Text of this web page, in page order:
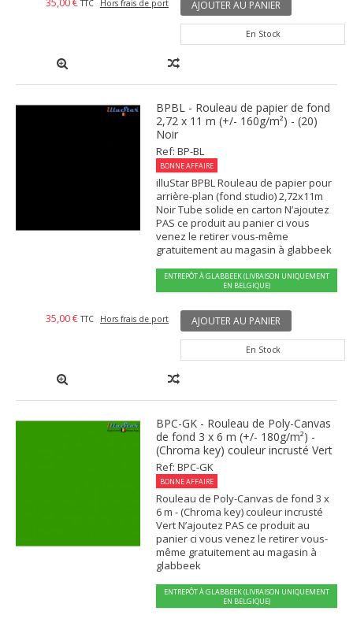
TTC Hors frais de port AJOUTER AU PANIER
En Stock
BPBL - Rouleau de papier de fond
2,72 x 11 m (+/- 160g/m²) - (20)
Noir
Ref: BP-BL
BONNE AFFAIRE
illuStar BPBL Rouleau de papier pour
arrière-plan (fond studio) 2,72x11m
Noir Tube solide en carton N’ajoutez
PAS ce produit au panier ci vous
venez le retirer vous-même
gratuitement au magasin à glabbeek
ENTREPÔT À GLABBEEK (LIVRAISON UNIQUEMENT
EN BELGIQUE)
35,00 € TTC Hors frais de port AJOUTER AU PANIER
En Stock
BPC-GK - Rouleau de Poly-Canvas
de fond 3 x 6 m (+/- 180g/m²) -
(Chroma key) couleur incrusté Vert
Ref: BPC-GK
BONNE AFFAIRE
Rouleau de Poly-Canvas de fond 3 x
6 m - (Chroma key) couleur incrusté
Vert N’ajoutez PAS ce produit au
panier ci vous venez le retirer vous-
même gratuitement au magasin à
glabbeek
ENTREPÔT À GLABBEEK (LIVRAISON UNIQUEMENT
EN BELGIQUE)